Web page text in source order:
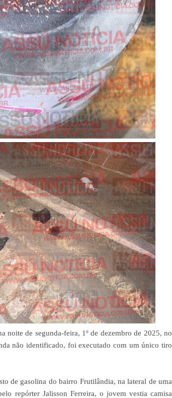
noite de segunda-feira, 1º de dezembro de 2025, no
não identificado, foi executado com um único tiro
de gasolina do bairro Frutilândia, na lateral de uma
repórter Jalisson Ferreira, o jovem vestia camisa